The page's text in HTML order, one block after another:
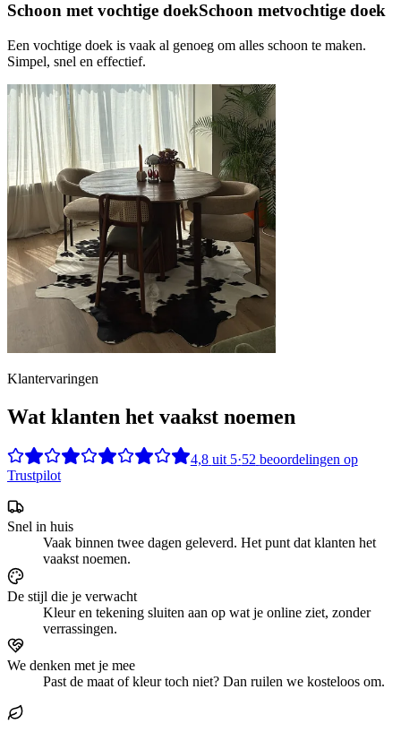
Schoon met vochtige doekSchoon metvochtige doek
Een vochtige doek is vaak al genoeg om alles schoon te maken.
Simpel, snel en effectief.
Klantervaringen
Wat klanten het vaakst noemen
4,8 uit5·52 beoordelingen op
Trustpilot
Snel in huis
Vaak binnen twee dagen geleverd. Het punt dat klanten het
vaakst noemen.
De stijl die je verwacht
Kleur en tekening sluiten aan op wat je online ziet, zonder
verrassingen.
We denken met je mee
Past de maat of kleur toch niet? Dan ruilen we kosteloos om.